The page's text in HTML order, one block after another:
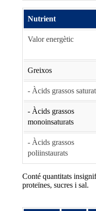
Nutrient
Valor energètic
Greixos
- Àcids grassos
- Àcids grassos
monoinsaturats
- Àcids grassos
poliinstaurats
Conté quantitats
proteïnes, sucres i sal.